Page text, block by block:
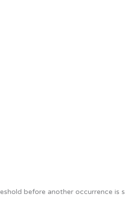
before another occurrence is